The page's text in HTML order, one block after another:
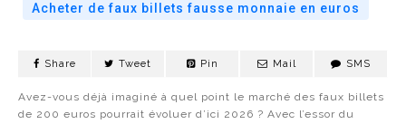
Acheter de faux billets fausse monnaie en euros
Share Tweet Pin Mail SMS
Avez-vous déjà imaginé à quel point le marché des faux billets
de 200 euros pourrait évoluer d’ici 2026 ? Avec l’essor du